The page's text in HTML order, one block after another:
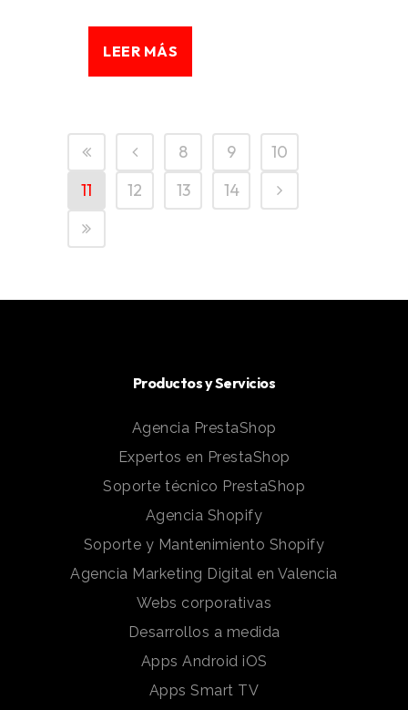
LEER MÁS
8 9
10
11
12 13 14
Productos y Servicios
Agencia PrestaShop
Expertos en PrestaShop
Soporte técnico PrestaShop
Agencia Shopify
Soporte y Mantenimiento Shopify
Agencia Marketing Digital en Valencia
Webs corporativas
Desarrollos a medida
Apps Android iOS
Apps Smart TV